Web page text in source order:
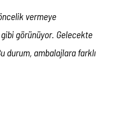
vermeye
görünüyor. Gelecekte
durum, ambalajlara farklı